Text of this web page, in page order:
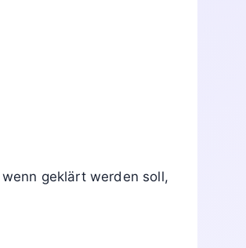
geklärt werden soll,